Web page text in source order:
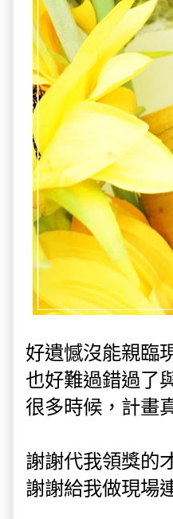
好遺憾沒能親臨
也好難過錯過了
很多時候，計畫
謝謝代我領獎的
謝謝給我做現場